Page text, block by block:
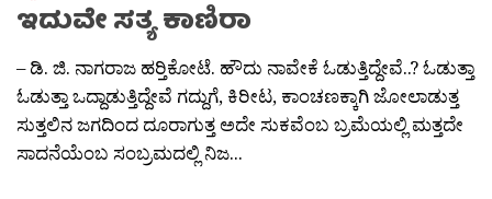
ಇದುವೇ ಸತ್ಯ ಕಾಣಿರಾ
– ಡಿ. ಜಿ. ನಾಗರಾಜ ಹರ‍್ತಿಕೋಟೆ. ಹೌದು ನಾವೇಕೆ ಓಡುತ್ತಿದ್ದೇವೆ..? ಓಡುತ್ತಾ
ಓಡುತ್ತಾ ಒದ್ದಾಡುತ್ತಿದ್ದೇವೆ ಗದ್ದುಗೆ, ಕಿರೀಟ, ಕಾಂಚಣಕ್ಕಾಗಿ ಜೋಲಾಡುತ್ತ
ಸುತ್ತಲಿನ ಜಗದಿಂದ ದೂರಾಗುತ್ತ ಅದೇ ಸುಕವೆಂಬ ಬ್ರಮೆಯಲ್ಲಿ ಮತ್ತದೇ
ಸಾದನೆಯೆಂಬ ಸಂಬ್ರಮದಲ್ಲಿ ನಿಜ...